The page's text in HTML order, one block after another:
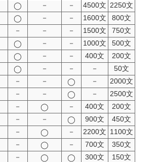
◯ － － 4500文 2250文
◯ － － 1600文
800文
－ － － 1500文
750文
◯ － － 1000文
500文
◯ － － 400文
200文
◯ － － －
50文
－ － ◯ －
2000文
－ － ◯ －
2500文
－ ◯ － 400文
200文
－ － ◯ 900文
450文
－ ◯ － 2200文 1100文
－ ◯ － 700文
350文
－ ◯ ◯ 300文
150文